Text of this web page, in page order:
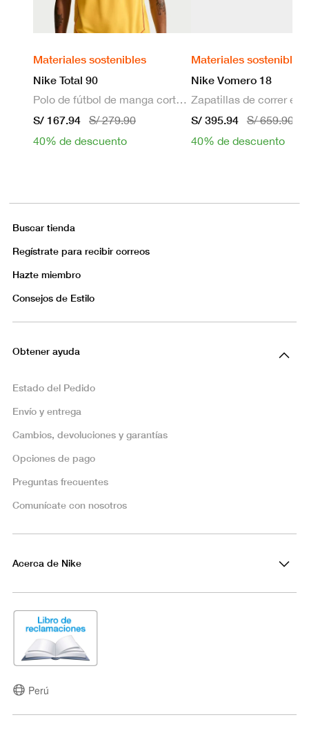
Materiales sostenibles
Nike Total 90
Polo de fútbol de manga corta Dri-FIT para hombre
S/ 167.94
S/ 279.90
40% de descuento
Materiales sostenibles
Nike Vomero 18
S/ 395.94
S/ 659.90
40% de descuento
Buscar tienda
Regístrate para recibir correos
Hazte miembro
Consejos de Estilo
Obtener ayuda
Estado del Pedido
Envío y entrega
Cambios, devoluciones y garantías
Opciones de pago
Preguntas frecuentes
Comunícate con nosotros
Acerca de Nike
Perú